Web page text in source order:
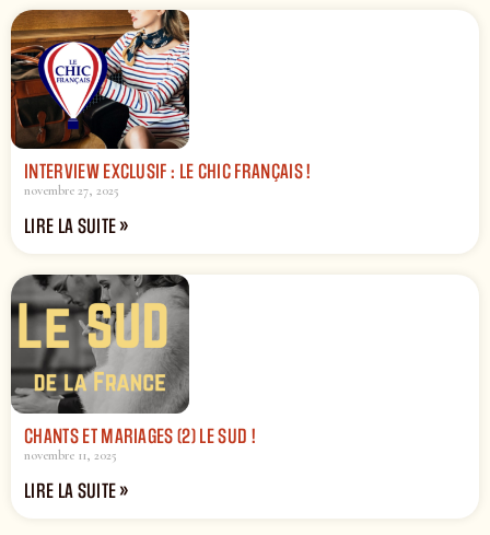
INTERVIEW EXCLUSIF : LE CHIC FRANÇAIS !
novembre 27, 2025
LIRE LA SUITE »
CHANTS ET MARIAGES (2) LE SUD !
novembre 11, 2025
LIRE LA SUITE »